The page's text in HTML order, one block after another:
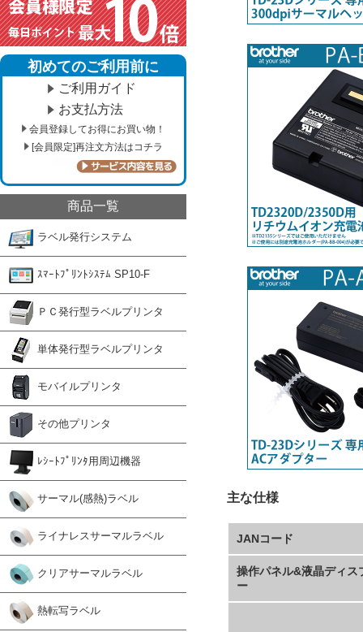
初めてのご利用前に
ご利用ガイド
お支払方法
会員登録してお得にお買い物！
[会員限定]再注文方法はコチラ
商品一覧
ラベル発行システム
ｽﾏｰﾄﾌﾟﾘﾝﾄｼｽﾃﾑ SP10-F
ＰＣ発行型ラベルプリンタ
単体発行型ラベルプリンタ
モバイルプリンタ
その他プリンタ
ﾚｼｰﾄﾌﾟﾘﾝﾀ用周辺機器
サーマル(感熱)ラベル
ライナレスサーマルラベル
クリアサーマルラベル
熱転写ラベル
主な仕様
JANコード
操作パネル&液晶ディス
ー